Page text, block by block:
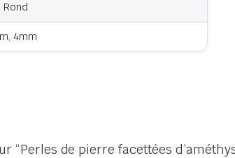
4mm
“Perles de pierre facettées